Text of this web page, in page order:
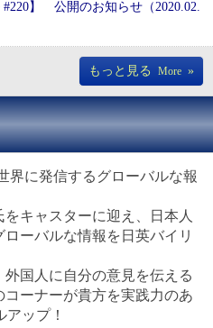
】 公開のお知らせ（2020.02.
もっと見る More »
界に発信するグローバルな報
をキャスターに迎え、日本人
ーバルな情報を日英バイリ
国人に自分の意見を伝える
コーナーが貴方を実践力のあ
ップ！